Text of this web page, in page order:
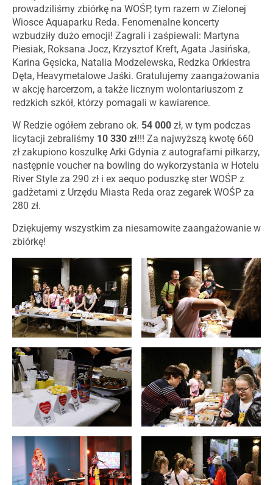
prowadziliśmy zbiórkę na WOŚP, tym razem w Zielonej
Wiosce Aquaparku Reda. Fenomenalne koncerty
wzbudziły dużo emocji! Zagrali i zaśpiewali: Martyna
Piesiak, Roksana Jocz, Krzysztof Kreft, Agata Jasińska,
Karina Gęsicka, Natalia Modzelewska, Redzka Orkiestra
Dęta, Heavymetalowe Jaśki. Gratulujemy zaangażowania
w akcję harcerzom, a także licznym wolontariuszom z
redzkich szkół, którzy pomagali w kawiarence.
W Redzie ogółem zebrano ok. 54 000 zł, w tym podczas
licytacji zebraliśmy 10 330 zł!!! Za najwyższą kwotę 660
zł zakupiono koszulkę Arki Gdynia z autografami piłkarzy,
następnie voucher na bowling do wykorzystania w Hotelu
River Style za 290 zł i ex aequo poduszkę ster WOŚP z
gadżetami z Urzędu Miasta Reda oraz zegarek WOŚP za
280 zł.
Dziękujemy wszystkim za niesamowite zaangażowanie w
zbiórkę!